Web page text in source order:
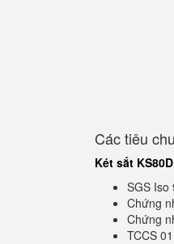
Các tiêu
Két sắt
SGS Iso
Chứng
Chứng
TCCS